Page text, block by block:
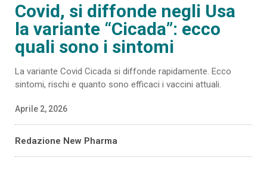
Covid, si diffonde negli Usa
la variante “Cicada”: ecco
quali sono i sintomi
La variante Covid Cicada si diffonde rapidamente. Ecco
sintomi, rischi e quanto sono efficaci i vaccini attuali.
Aprile 2, 2026
Redazione New Pharma